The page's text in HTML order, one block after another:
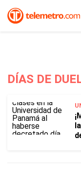
DÍAS DE